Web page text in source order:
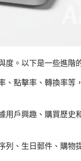
。以下是一些進階
、點擊率、轉換率等
用戶興趣、購買歷史
列、生日郵件、購物